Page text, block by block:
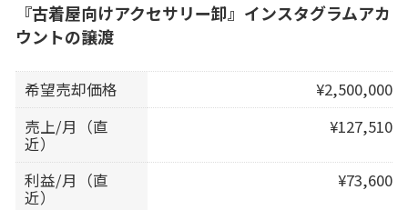
『古着屋向けアクセサリー卸』インスタグラムアカ
ウントの譲渡
希望売却価格
¥2,500,000
売上/月（直
近）
¥127,510
利益/月（直
近）
¥73,600